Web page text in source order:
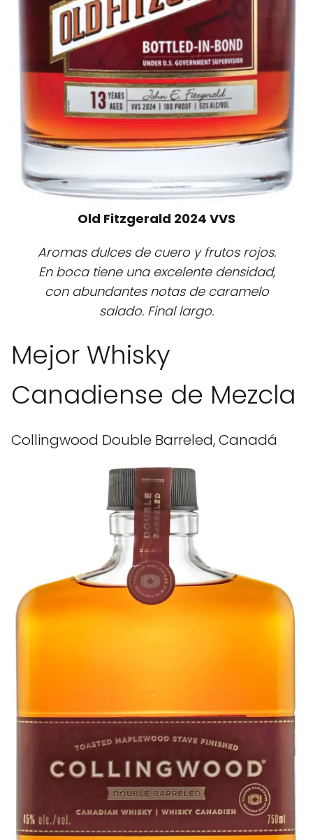
Old Fitzgerald 2024 VVS
Aromas dulces de cuero y frutos rojos.
En boca tiene una excelente densidad,
con abundantes notas de caramelo
salado. Final largo.
Mejor Whisky
Canadiense de Mezcla
Collingwood Double Barreled, Canadá